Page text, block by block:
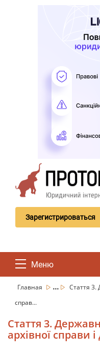
Зарегистрироваться
Меню
Главная ...
Стаття 3.
справ...
Стаття 3.
архівної справи